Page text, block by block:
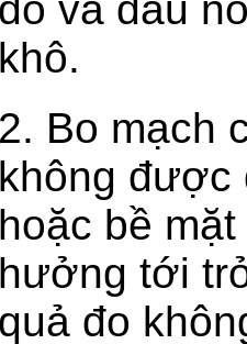
khô.
2. Bo mạch
không được
hoặc bề
hưởng tới
quả đo